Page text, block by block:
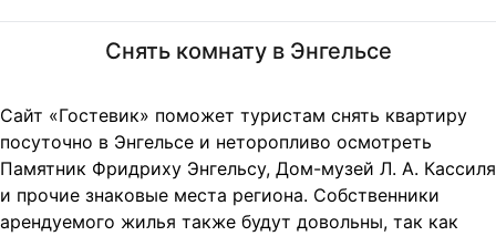
Снять комнату в Энгельсе
Сайт «Гостевик» поможет туристам снять квартиру
посуточно в Энгельсе и неторопливо осмотреть
Памятник Фридриху Энгельсу, Дом-музей Л. А. Кассиля
и прочие знаковые места региона. Собственники
арендуемого жилья также будут довольны, так как